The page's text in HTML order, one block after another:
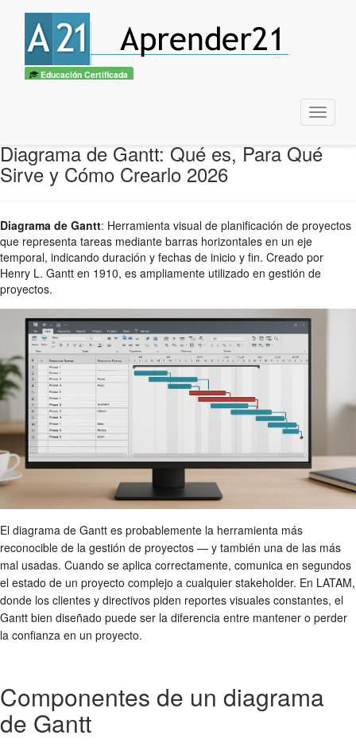
Educación Certificada
Menu
Diagrama de Gantt: Qué es, Para Qué
Sirve y Cómo Crearlo 2026
Diagrama de Gantt: Herramienta visual de planificación de proyectos
que representa tareas mediante barras horizontales en un eje
temporal, indicando duración y fechas de inicio y fin. Creado por
Henry L. Gantt en 1910, es ampliamente utilizado en gestión de
proyectos.
El diagrama de Gantt es probablemente la herramienta más
reconocible de la gestión de proyectos — y también una de las más
mal usadas. Cuando se aplica correctamente, comunica en segundos
el estado de un proyecto complejo a cualquier stakeholder. En LATAM,
donde los clientes y directivos piden reportes visuales constantes, el
Gantt bien diseñado puede ser la diferencia entre mantener o perder
la confianza en un proyecto.
Componentes de un diagrama
de Gantt